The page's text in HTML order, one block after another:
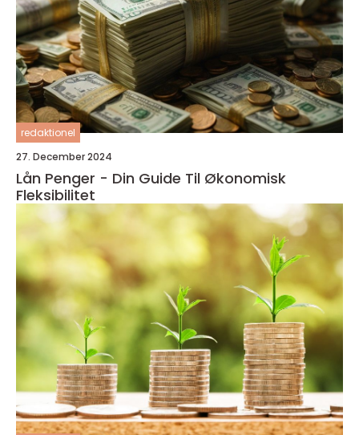
redaktionel
27. December 2024
Lån Penger - Din Guide Til Økonomisk
Fleksibilitet